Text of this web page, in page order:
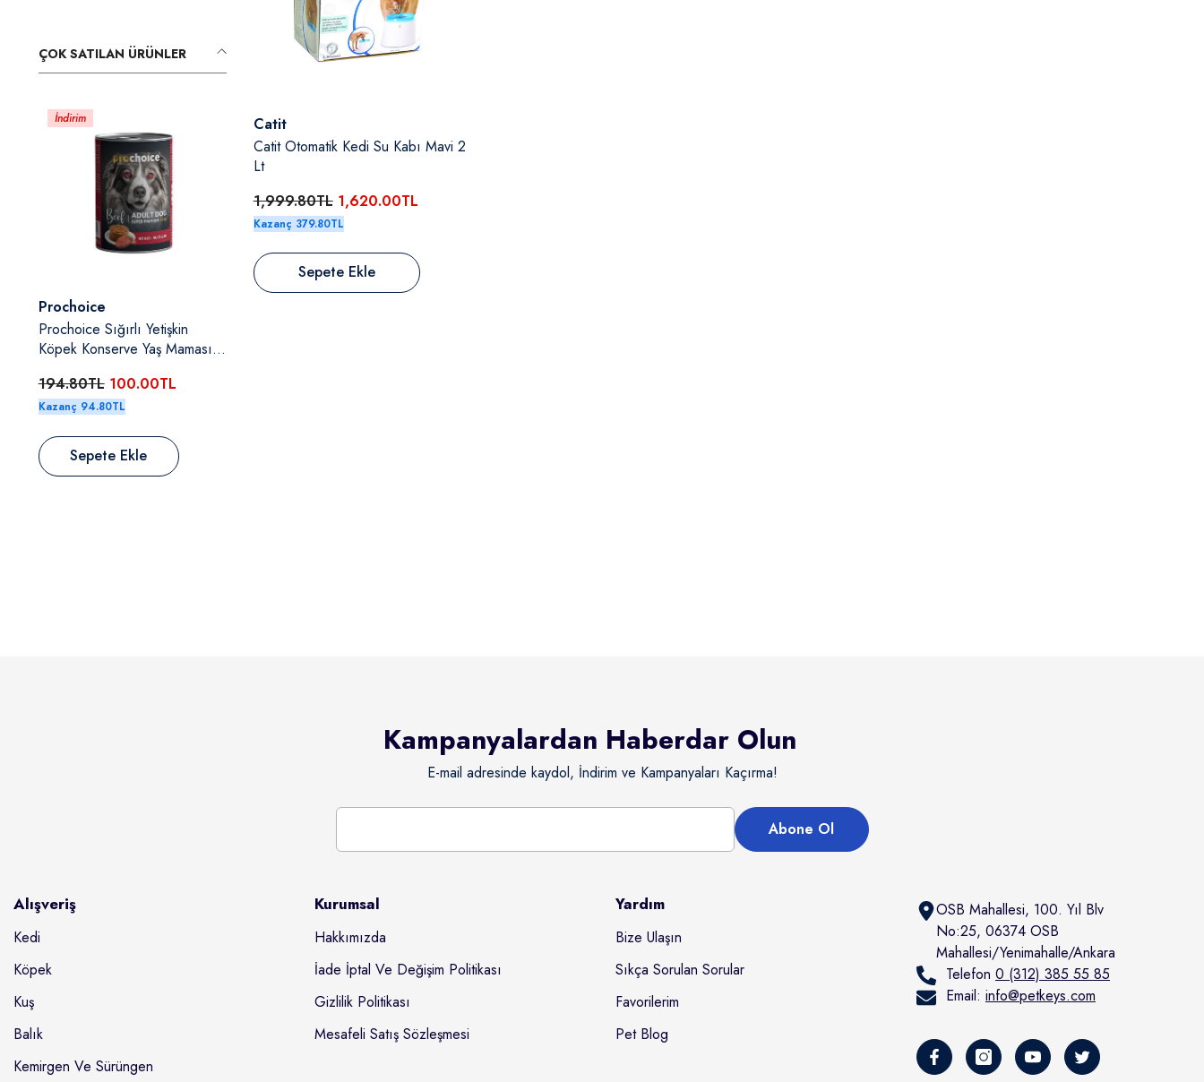
ÇOK SATILAN ÜRÜNLER
Satıcı:
Prochoice
Prochoice Kuzulu & Somonlu
Ve Havuçlu Yetişkin Köpek
194.80TL 100.00TL
Kazanç 94.80TL
Sepete Ekle
Satıcı:
Catit
Catit Otomatik Kedi Su Kabı Mavi 2
Lt
1,999.80TL 1,620.00TL
Kazanç 379.80TL
Sepete Ekle
Kampanyalardan Haberdar Olun
E-mail adresinde kaydol, İndirim ve Kampanyaları Kaçırma!
Abone Ol
Alışveriş
Kedi
Köpek
Kuş
Balık
Kemirgen Ve Sürüngen
Kurumsal
Hakkımızda
İade İptal Ve Değişim Politikası
Gizlilik Politikası
Mesafeli Satış Sözleşmesi
Yardım
Bize Ulaşın
Sıkça Sorulan Sorular
Favorilerim
Pet Blog
OSB Mahallesi, 100. Yıl Blv
No:25, 06374 OSB
Mahallesi/Yenimahalle/Ankara
Telefon 0 (312) 385 55 85
Email: info@petkeys.com